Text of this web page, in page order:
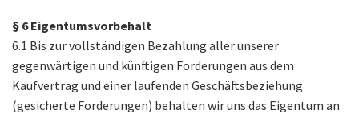
§ 6 Eigentumsvorbehalt
6.1 Bis zur vollständigen Bezahlung aller unserer
gegenwärtigen und künftigen Forderungen aus dem
Kaufvertrag und einer laufenden Geschäftsbeziehung
(gesicherte Forderungen) behalten wir uns das Eigentum an